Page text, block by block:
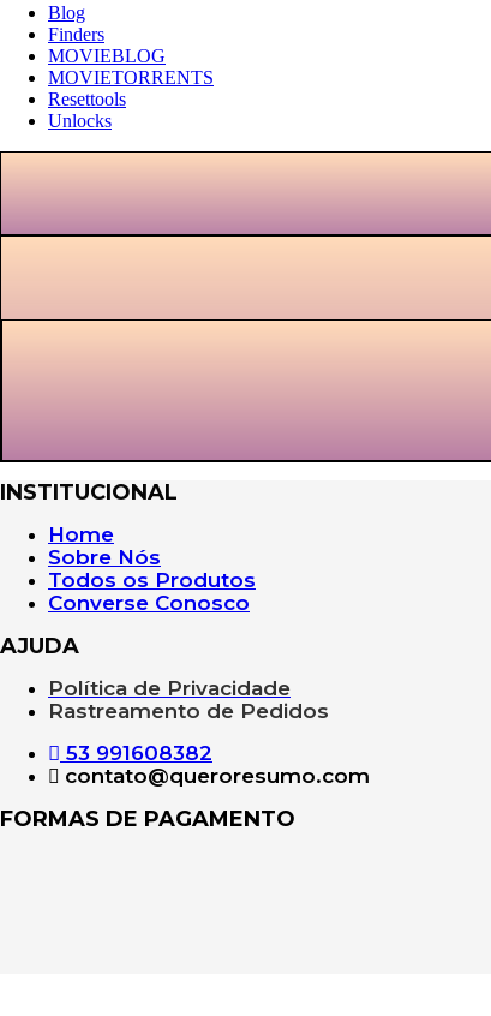
Blog
Finders
MOVIEBLOG
MOVIETORRENTS
Resettools
Unlocks
INSTITUCIONAL
Home
Sobre Nós
Todos os Produtos
Converse Conosco
AJUDA
Política de Privacidade
Rastreamento de Pedidos
53 991608382
contato@queroresumo.com
FORMAS DE PAGAMENTO